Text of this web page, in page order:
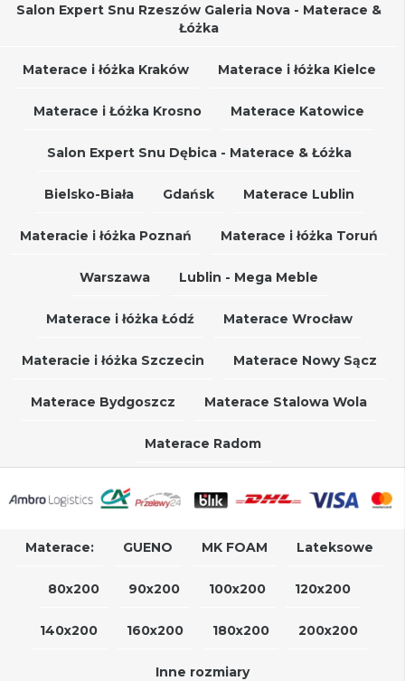
Salon Expert Snu Rzeszów Galeria Nova - Materace &
Łóżka
Materace i łóżka Kraków Materace i łóżka Kielce
Materace i Łóżka Krosno Materace Katowice
Salon Expert Snu Dębica - Materace & Łóżka
Bielsko-Biała Gdańsk Materace Lublin
Materacie i łóżka Poznań Materace i łóżka Toruń
Warszawa Lublin - Mega Meble
Materace i łóżka Łódź Materace Wrocław
Materacie i łóżka Szczecin Materace Nowy Sącz
Materace Bydgoszcz Materace Stalowa Wola
Materace Radom
Materace: GUENO MK FOAM Lateksowe
80x200 90x200 100x200 120x200
140x200 160x200 180x200 200x200
Inne rozmiary